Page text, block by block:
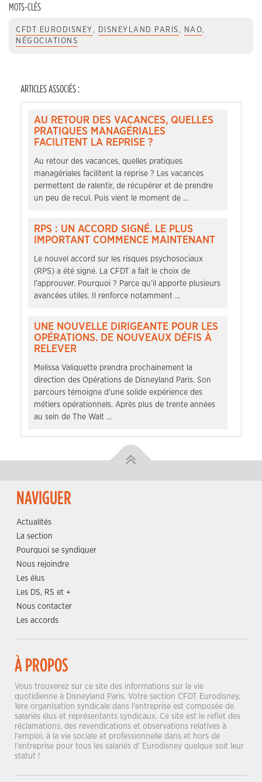
MOTS-CLÉS
CFDT EURODISNEY , DISNEYLAND PARIS , NAO,
NÉGOCIATIONS
ARTICLES ASSOCIÉS :
AU RETOUR DES VACANCES, QUELLES
PRATIQUES MANAGÉRIALES
FACILITENT LA REPRISE ?
Au retour des vacances, quelles pratiques
managériales facilitent la reprise ? Les vacances
permettent de ralentir, de récupérer et de prendre
un peu de recul. Puis vient le moment de …
RPS : UN ACCORD SIGNÉ. LE PLUS
IMPORTANT COMMENCE MAINTENANT
Le nouvel accord sur les risques psychosociaux
(RPS) a été signé. La CFDT a fait le choix de
l’approuver. Pourquoi ? Parce qu’il apporte plusieurs
avancées utiles. Il renforce notamment …
UNE NOUVELLE DIRIGEANTE POUR LES
OPÉRATIONS. DE NOUVEAUX DÉFIS À
RELEVER
Melissa Valiquette prendra prochainement la
direction des Opérations de Disneyland Paris. Son
parcours témoigne d’une solide expérience des
métiers opérationnels. Après plus de trente années
au sein de The Walt …
NAVIGUER
Actualités
La section
Pourquoi se syndiquer
Nous rejoindre
Les élus
Les DS, RS et +
Nous contacter
Les accords
À PROPOS
Vous trouverez sur ce site des informations sur la vie
quotidienne à Disneyland Paris. Votre section CFDT Eurodisney,
1ère organisation syndicale dans l'entreprise est composée de
salariés élus et représentants syndicaux. Ce site est le reflet des
réclamations, des revendications et observations relatives à
l'emploi, à la vie sociale et professionnelle dans et hors de
l'entreprise pour tous les salariés d' Eurodisney quelque soit leur
statut !